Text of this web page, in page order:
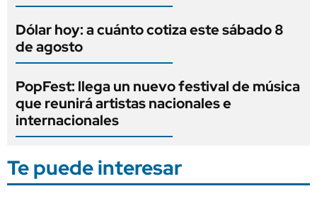
Dólar hoy: a cuánto cotiza este sábado 8
de agosto
PopFest: llega un nuevo festival de música
que reunirá artistas nacionales e
internacionales
Te puede interesar